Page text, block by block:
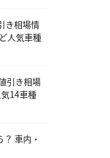
き相場情
人気車種
引き相場
14車種
車内・